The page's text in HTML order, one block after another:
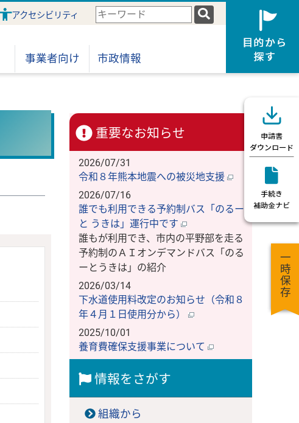
アクセシビリティ
検
ー
ワ
事業者向け 市政情報
重要なお知らせ
2026/07/31
令和８年熊本地震への被災地支援
2026/07/16
誰でも利用できる予約制バス「のるー
と うきは」運行中です
誰もが利用でき、市内の平野部を走る
予約制のＡＩオンデマンドバス「のる
ーとうきは」の紹介
2026/03/14
下水道使用料改定のお知らせ（令和８
年４月１日使用分から）
2025/10/01
養育費確保支援事業について
情報をさがす
組織から
一時保存